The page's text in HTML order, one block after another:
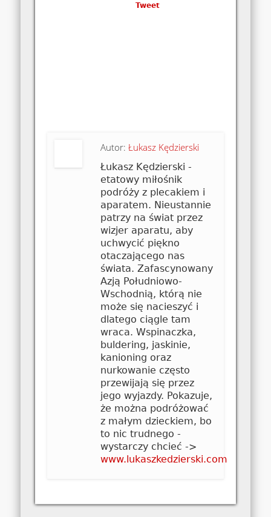
Tweet
Autor:Łukasz Kędzierski
Łukasz Kędzierski -
etatowy miłośnik
podróży z plecakiem i
aparatem. Nieustannie
patrzy na świat przez
wizjer aparatu, aby
uchwycić piękno
otaczającego nas
świata. Zafascynowany
Azją Południowo-
Wschodnią, którą nie
może się nacieszyć i
dlatego ciągle tam
wraca. Wspinaczka,
buldering, jaskinie,
kanioning oraz
nurkowanie często
przewijają się przez
jego wyjazdy. Pokazuje,
że można podróżować
z małym dzieckiem, bo
to nic trudnego -
wystarczy chcieć ->
www.lukaszkedzierski.com